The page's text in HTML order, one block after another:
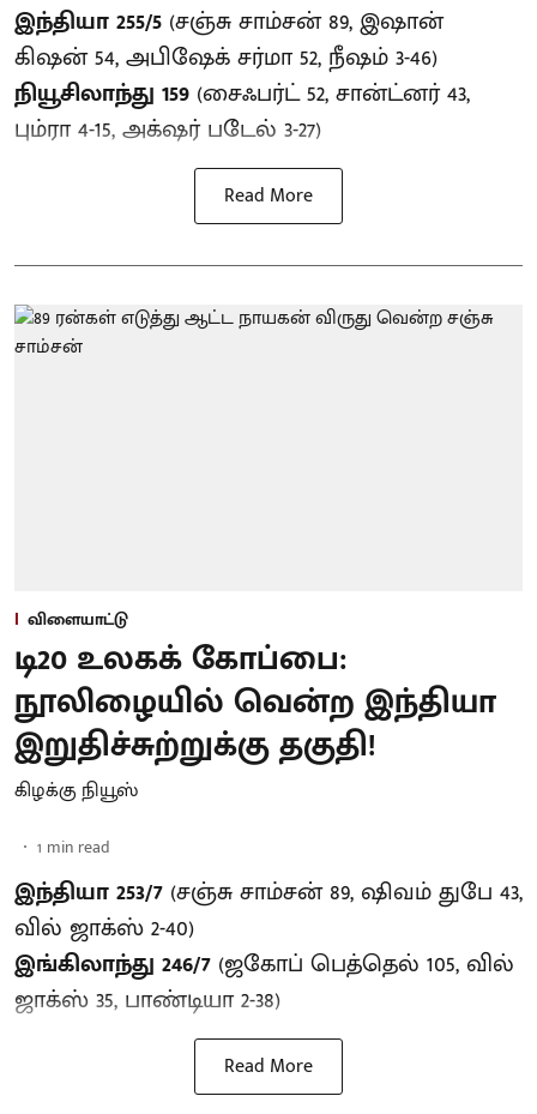
இந்தியா 255/5 (சஞ்சு சாம்சன் 89, இஷான்
கிஷன் 54, அபிஷேக் சர்மா 52, நீஷம் 3-46)
நியூசிலாந்து 159 (சைஃபர்ட் 52, சான்ட்னர் 43,
பும்ரா 4-15, அக்‌ஷர் படேல் 3-27)
Read More
விளையாட்டு
டி20 உலகக் கோப்பை:
நூலிழையில் வென்ற இந்தியா
இறுதிச்சுற்றுக்கு தகுதி!
கிழக்கு நியூஸ்
1 min read
இந்தியா 253/7 (சஞ்சு சாம்சன் 89, ஷிவம் துபே 43,
வில் ஜாக்ஸ் 2-40)
இங்கிலாந்து 246/7 (ஜகோப் பெத்தெல் 105, வில்
ஜாக்ஸ் 35, பாண்டியா 2-38)
Read More